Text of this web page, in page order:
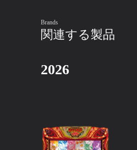
Brands
関連する製品
2026